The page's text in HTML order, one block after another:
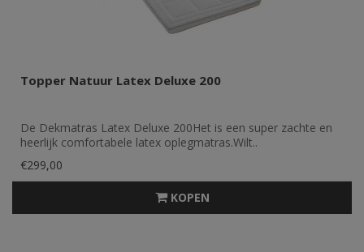
Topper Natuur Latex Deluxe 200
De Dekmatras Latex Deluxe 200Het is een super zachte en
heerlijk comfortabele latex oplegmatras.Wilt..
€299,00
KOPEN